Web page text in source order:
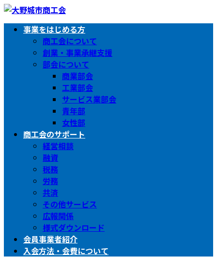
コ
ン
ナ
ビ
事業をはじめる方
商工会について
創業・事業承継支援
部会について
商業部会
工業部会
サービス業部会
青年部
女性部
商工会のサポート
経営相談
融資
税務
労務
共済
その他サービス
広報関係
様式ダウンロード
会員事業者紹介
入会方法・会費について